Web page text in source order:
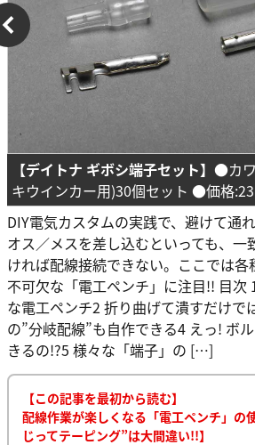
【デイトナ ギボシ端子セット】 ●カ
キウインカー用)30個セット ●価格
DIY電気カスタムの実践で、避けて通
オス／メスを差し込むといっても、一
ければ配線接続できない。ここでは
不可欠な「電工ペンチ」に注目!! 目次
な電工ペンチ2 折り曲げて潰すだけで
の”分岐配線”も自作できる4 えっ! ボ
きるの!?5 様々な「端子」の […]
【この記事を最初から読む】
配線作業が楽しくなる「電工ペンチ」の
じってテーピング”は大間違い!!】